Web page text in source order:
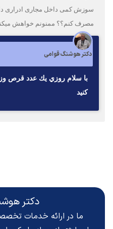
سوزش کمی داخل مجاری ادراری
مصرف کنم؟؟ ممنونم خواهش
دکتر هوشنگ قوامی
با سلام روزي يك عدد قرص
كنيد
دکتر
ما در ارائه خدمات